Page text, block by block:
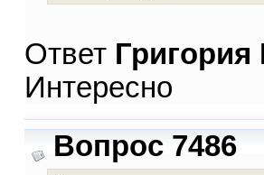
Ответ
Интересно
Вопрос 7486